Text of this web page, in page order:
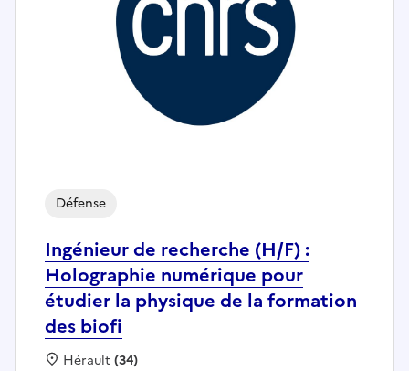
Ingénieur de recherche (H/F) :
Holographie numérique pour
étudier la physique de la formation
des biofi
Défense
Localisation :
Hérault(34)